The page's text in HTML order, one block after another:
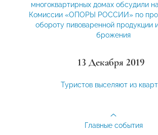
многоквартирных домах обсудили
Комиссии «ОПОРЫ РОССИИ» по
обороту пивоваренной продукции
брожения
13 Декабря 2019
Туристов выселяют из
Главные события